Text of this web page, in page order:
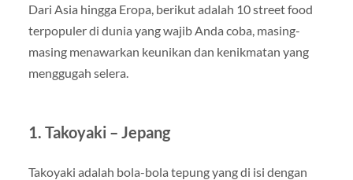
Dari Asia hingga Eropa, berikut adalah 10 street food
terpopuler di dunia yang wajib Anda coba, masing-
masing menawarkan keunikan dan kenikmatan yang
menggugah selera.
1. Takoyaki – Jepang
Takoyaki adalah bola-bola tepung yang di isi dengan